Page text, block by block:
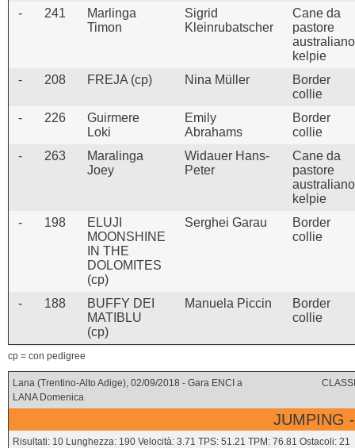
- 241
Marlinga
Timon
Sigrid
Kleinrubatscher
Cane da
pastore
australiano
kelpie
-
208 FREJA (cp) Nina Müller
Border
collie
-
226
Guirmere
Loki
Emily
Abrahams
Border
collie
-
263
Maralinga
Joey
Widauer Hans-
Peter
Cane da
pastore
australiano
kelpie
-
198
ELUJI
MOONSHINE
IN THE
DOLOMITES
(cp)
Serghei Garau
Border
collie
- 188
BUFFY DEI
MATIBLU
(cp)
Manuela Piccin
Border
collie
cp = con pedigree
Lana (Trentino-Alto Adige), 02/09/2018 - Gara ENCI a
LANA Domenica
JUMPING
Risultati: 10 Lunghezza: 190 Velocità: 3.71 TPS: 51.21 TPM: 76.81 Ostacoli: 21